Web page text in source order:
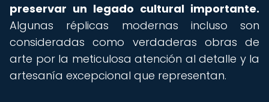
preservar un legado cultural importante.
Algunas réplicas modernas incluso son
consideradas como verdaderas obras de
arte por la meticulosa atención al detalle y la
artesanía excepcional que representan.